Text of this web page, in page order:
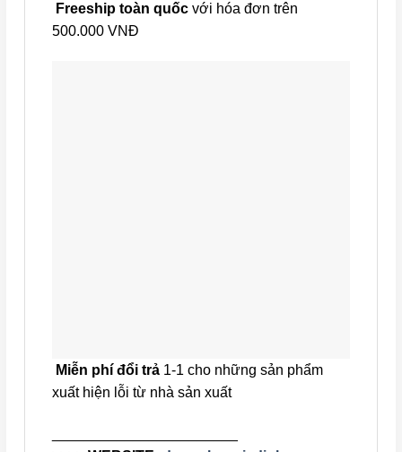
Freeship toàn quốc với hóa đơn trên
500.000 VNĐ
Miễn phí đổi trả 1-1 cho những sản phẩm
xuất hiện lỗi từ nhà sản xuất